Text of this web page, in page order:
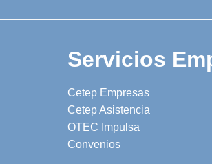
Servicios
Cetep Empresas
Cetep Asistencia
OTEC Impulsa
Convenios